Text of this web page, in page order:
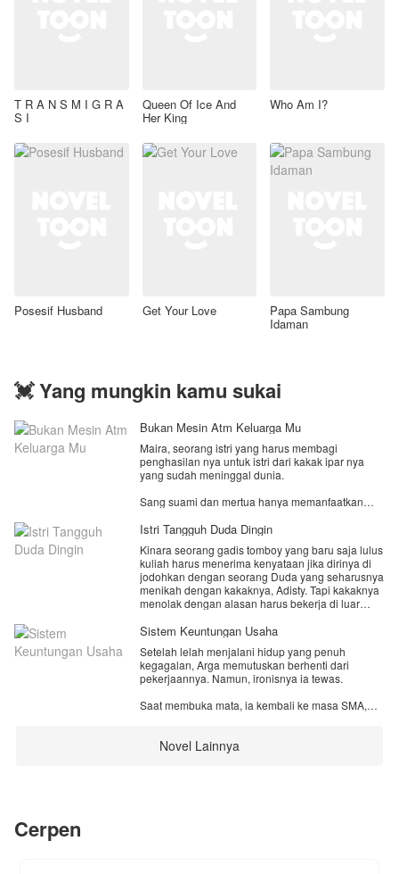
T R A N S M I G R A
S I
Queen Of Ice And
Her King
Who Am I?
Posesif Husband Get Your Love Papa Sambung
Idaman
💓 Yang mungkin kamu sukai
Bukan Mesin Atm Keluarga Mu
Maira, seorang istri yang harus membagi
penghasilan nya untuk istri dari kakak ipar nya
yang sudah meninggal dunia.
Sang suami dan mertua hanya memanfaatkan
hubungan dengan kakak ipar nya dengan alasan
mau membantu janda kakak nya tersebut.
Mereka semua kelimpungan saat Maira
memutuskan untuk tidak mau membantu lagi, dan
Istri Tangguh Duda Dingin
Kinara seorang gadis tomboy yang baru saja lulus
kuliah harus menerima kenyataan jika dirinya di
jodohkan dengan seorang Duda yang seharusnya
menikah dengan kakaknya, Adisty. Tapi kakaknya
menolak dengan alasan harus bekerja di luar
mendengar gosip jika calon suaminya seorang
Abizar seorang Duda yang akan di jodohkan. Dan
dia juga terpaksa menerima perjodohan itu karena
masih menunggu kedatangan dari mantan istrinya
Akankah pernikahan mereka yang tanpa cinta itu
Sistem Keuntungan Usaha
Setelah lelah menjalani hidup yang penuh
kegagalan, Arga memutuskan berhenti dari
pekerjaannya. Namun, ironisnya ia tewas.
Saat membuka mata, ia kembali ke masa SMA,
membuat setiap bisnis yang berhasil memberinya
hadiah melimpah.
Novel Lainnya
Cerpen